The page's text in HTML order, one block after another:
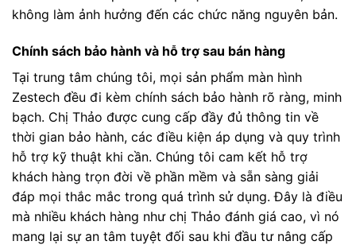
không làm ảnh hưởng đến các chức năng nguyên bản.
Chính sách bảo hành và hỗ trợ sau bán hàng
Tại trung tâm chúng tôi, mọi sản phẩm màn hình
Zestech đều đi kèm chính sách bảo hành rõ ràng, minh
bạch. Chị Thảo được cung cấp đầy đủ thông tin về
thời gian bảo hành, các điều kiện áp dụng và quy trình
hỗ trợ kỹ thuật khi cần. Chúng tôi cam kết hỗ trợ
khách hàng trọn đời về phần mềm và sẵn sàng giải
đáp mọi thắc mắc trong quá trình sử dụng. Đây là điều
mà nhiều khách hàng như chị Thảo đánh giá cao, vì nó
mang lại sự an tâm tuyệt đối sau khi đầu tư nâng cấp